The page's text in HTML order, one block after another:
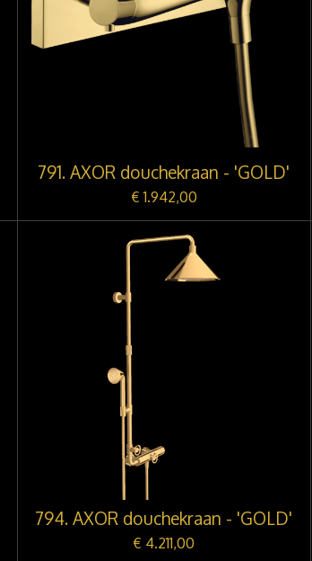
791. AXOR douchekraan - 'GOLD'
€ 1.942,00
794. AXOR douchekraan - 'GOLD'
€ 4.211,00